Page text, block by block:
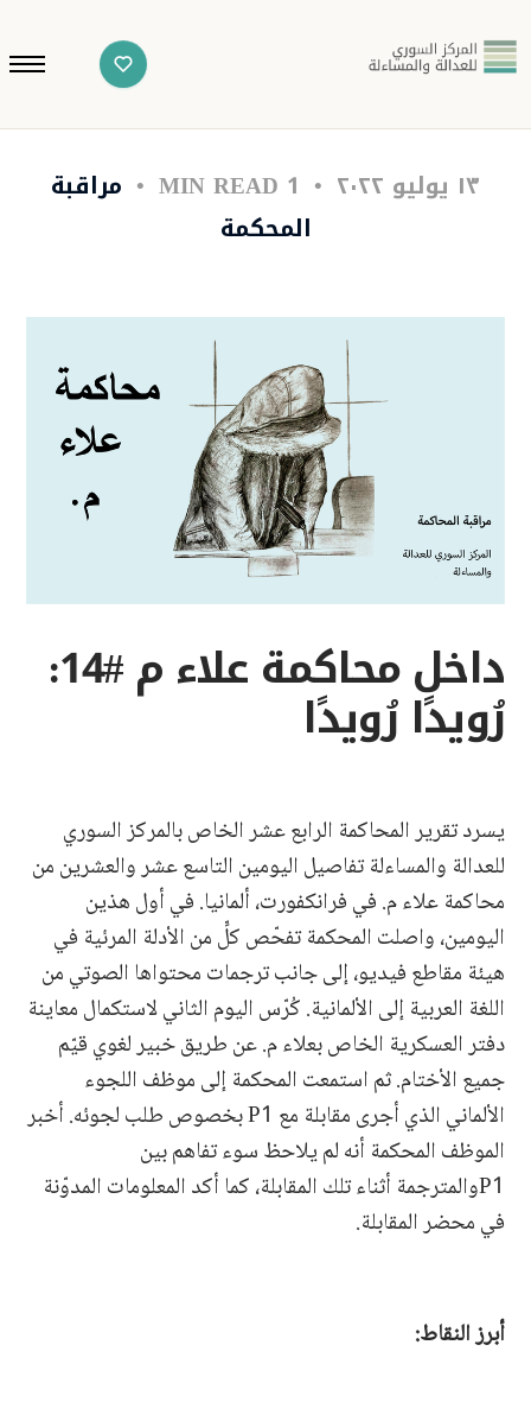
١٣ يوليو ٢٠٢٢
مراقبة
المحكمة
داخل محاكمة علاء م #14:
رُويدًا رُويدًا
يسرد تقرير المحاكمة الرابع عشر الخاص بالمركز السوري
للعدالة والمساءلة تفاصيل اليومين التاسع عشر والعشرين من
محاكمة علاء م. في فرانكفورت، ألمانيا. في أول هذين
اليومين، واصلت المحكمة تفحّص كلٍّ من الأدلة المرئية في
هيئة مقاطع فيديو، إلى جانب ترجمات محتواها الصوتي من
اللغة العربية إلى الألمانية. كُرّس اليوم الثاني لاستكمال معاينة
دفتر العسكرية الخاص بعلاء م. عن طريق خبير لغوي قيّم
جميع الأختام. ثم استمعت المحكمة إلى موظف اللجوء
الألماني الذي أجرى مقابلة مع P1 بخصوص طلب لجوئه. أخبر
الموظف المحكمة أنه لم يلاحظ سوء تفاهم بين
P1والمترجمة أثناء تلك المقابلة، كما أكد المعلومات المدوّنة
في محضر المقابلة.
أبرز النقاط: